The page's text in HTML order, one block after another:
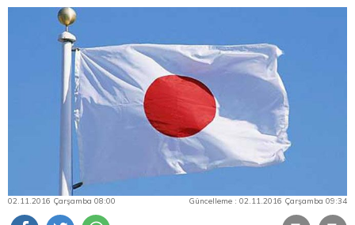
02.11.2016 Çarşamba 08:00 Güncelleme : 02.11.2016 Çarşamba 09:34